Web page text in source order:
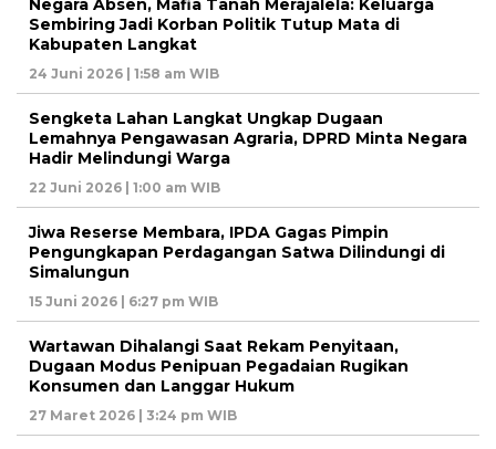
Negara Absen, Mafia Tanah Merajalela: Keluarga
Sembiring Jadi Korban Politik Tutup Mata di
Kabupaten Langkat
24 Juni 2026 | 1:58 am WIB
Sengketa Lahan Langkat Ungkap Dugaan
Lemahnya Pengawasan Agraria, DPRD Minta Negara
Hadir Melindungi Warga
22 Juni 2026 | 1:00 am WIB
Jiwa Reserse Membara, IPDA Gagas Pimpin
Pengungkapan Perdagangan Satwa Dilindungi di
Simalungun
15 Juni 2026 | 6:27 pm WIB
Wartawan Dihalangi Saat Rekam Penyitaan,
Dugaan Modus Penipuan Pegadaian Rugikan
Konsumen dan Langgar Hukum
27 Maret 2026 | 3:24 pm WIB